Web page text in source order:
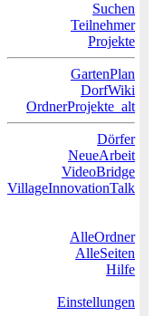
Suchen
Teilnehmer
Projekte
GartenPlan
DorfWiki
OrdnerProjekte_alt
Dörfer
NeueArbeit
VideoBridge
VillageInnovationTalk
AlleOrdner
AlleSeiten
Hilfe
Einstellungen